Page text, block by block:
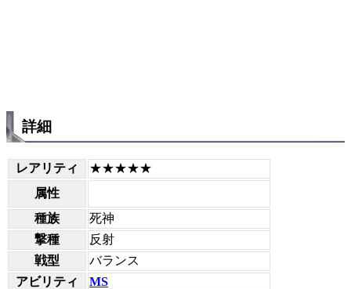
詳細
レアリティ
★★★★★
属性
種族
死神
撃種
反射
戦型
バランス
アビリティ
MS